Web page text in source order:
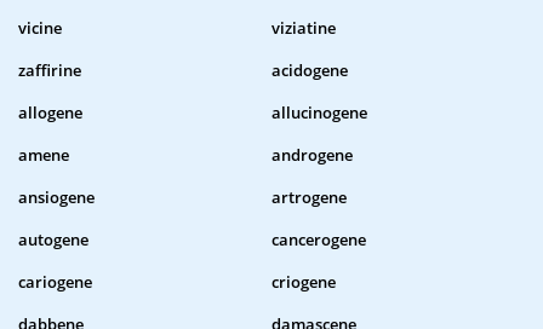
vicine
viziatine
zaffirine
acidogene
allogene
allucinogene
amene
androgene
ansiogene
artrogene
autogene
cancerogene
cariogene
criogene
dabbene
damascene